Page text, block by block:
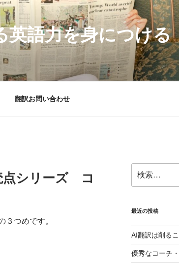
英語力を身につける
翻訳お問い合わせ
点シリーズ コ
３つめです。
索:
最近の投稿
AI翻訳は削る
優秀なコーチ